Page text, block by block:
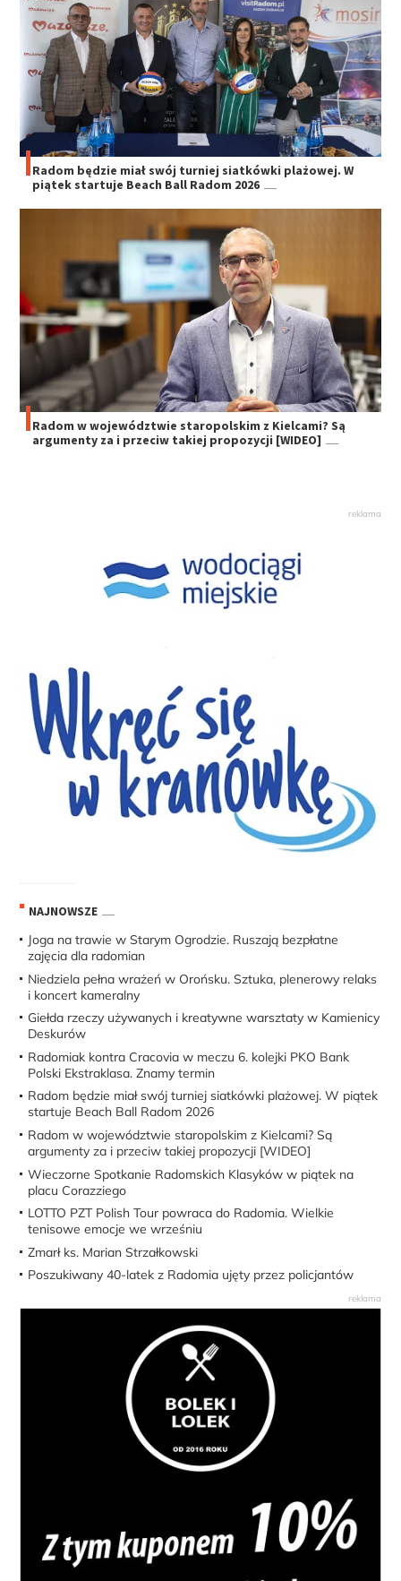
Radom będzie miał swój turniej siatkówki plażowej. W
piątek startuje Beach Ball Radom 2026
Radom w województwie staropolskim z Kielcami? Są
argumenty za i przeciw takiej propozycji [WIDEO]
NAJNOWSZE
Joga na trawie w Starym Ogrodzie. Ruszają bezpłatne
zajęcia dla radomian
Niedziela pełna wrażeń w Orońsku. Sztuka, plenerowy relaks
i koncert kameralny
Giełda rzeczy używanych i kreatywne warsztaty w Kamienicy
Deskurów
Radomiak kontra Cracovia w meczu 6. kolejki PKO Bank
Polski Ekstraklasa. Znamy termin
Radom będzie miał swój turniej siatkówki plażowej. W piątek
startuje Beach Ball Radom 2026
Radom w województwie staropolskim z Kielcami? Są
argumenty za i przeciw takiej propozycji [WIDEO]
Wieczorne Spotkanie Radomskich Klasyków w piątek na
placu Corazziego
LOTTO PZT Polish Tour powraca do Radomia. Wielkie
tenisowe emocje we wrześniu
Zmarł ks. Marian Strzałkowski
Poszukiwany 40-latek z Radomia ujęty przez policjantów